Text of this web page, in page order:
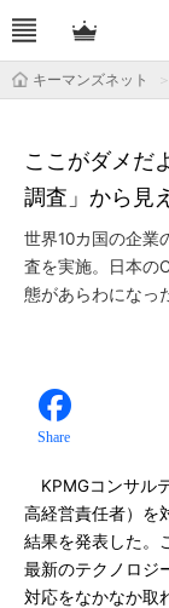
キーマンズネット
ここがダメだ
調査」から見
世界10カ国の企業
査を実施。日本の
態があらわになっ
Share
KPMGコンサル
高経営責任者）を
結果を発表した。
最新のテクノロジ
対応をなかなか取